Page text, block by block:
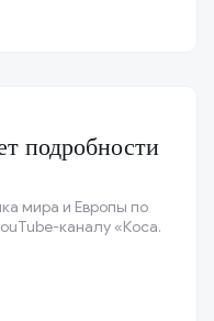
подробности
мира и Европы по
каналу «Коса.